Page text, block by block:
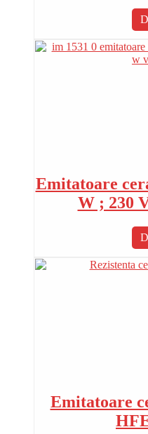
Emitatoare
W ; 230
Emitatoare